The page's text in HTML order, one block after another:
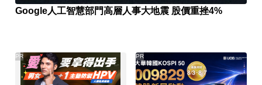
Google人工智慧部門高層人事大地震 股價重挫4%
PR PR